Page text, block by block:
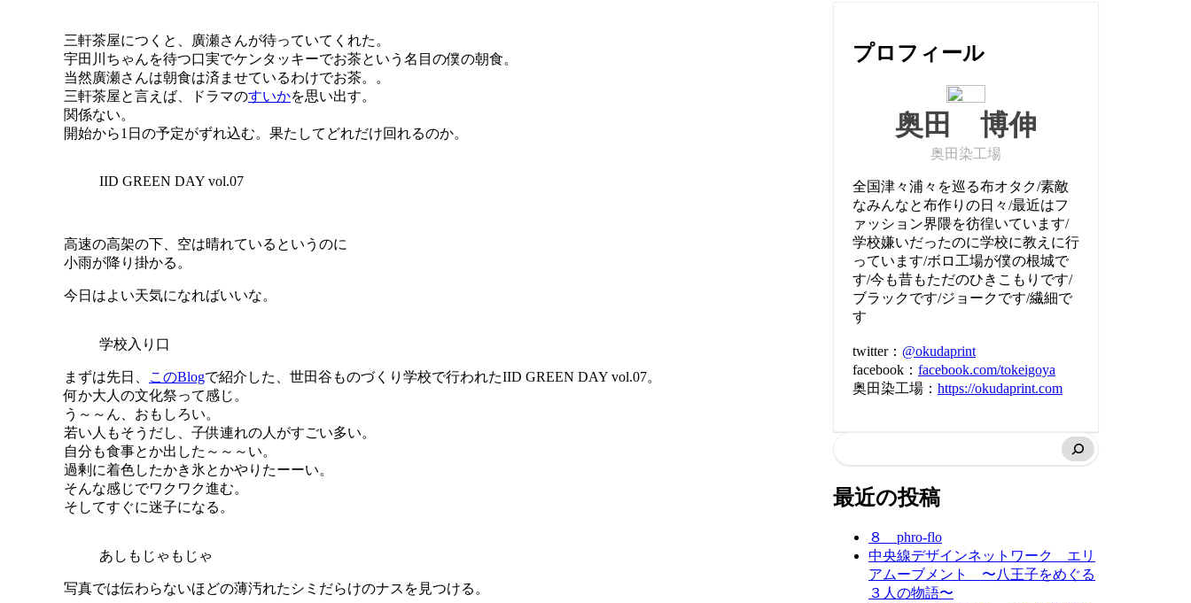
三軒茶屋につくと、廣瀬さんが待っていてくれた。
宇田川ちゃんを待つ口実でケンタッキーでお茶という名目の僕の朝食。
当然廣瀬さんは朝食は済ませているわけでお茶。。
三軒茶屋と言えば、ドラマのすいかを思い出す。
関係ない。
開始から1日の予定がずれ込む。果たしてどれだけ回れるのか。
IID GREEN DAY vol.07
高速の高架の下、空は晴れているというのに
小雨が降り掛かる。
今日はよい天気になればいいな。
学校入り口
まずは先日、 このBlogで紹介した、世田谷ものづくり学校で行われたIID GREEN DAY vol.07。
何か大人の文化祭って感じ。
う～～ん、おもしろい。
若い人もそうだし、子供連れの人がすごい多い。
自分も食事とか出した～～～い。
過剰に着色したかき氷とかやりたーーい。
そんな感じでワクワク進む。
そしてすぐに迷子になる。
あしもじゃもじゃ
写真では伝わらないほどの薄汚れたシミだらけのナスを見つける。
プロフィール
奥田 博伸
奥田染工場
全国津々浦々を巡る布オタク/素敵
なみんなと布作りの日々/最近はフ
ァッション界隈を彷徨いています/
学校嫌いだったのに学校に教えに行
っています/ボロ工場が僕の根城で
す/今も昔もただのひきこもりです/
ブラックです/ジョークです/繊細で
す
twitter： @okudaprint
facebook： facebook.com/tokeigoya
奥田染工場： https://okudaprint.com
最近の投稿
８ phro-flo
中央線デザインネットワーク エリ
アムーブメント 〜八王子をめぐる
３人の物語〜